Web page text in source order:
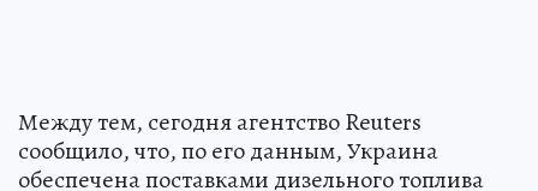
Между тем, сегодня агентство Reuters
сообщило, что, по его данным, Украина
обеспечена поставками дизельного топлива